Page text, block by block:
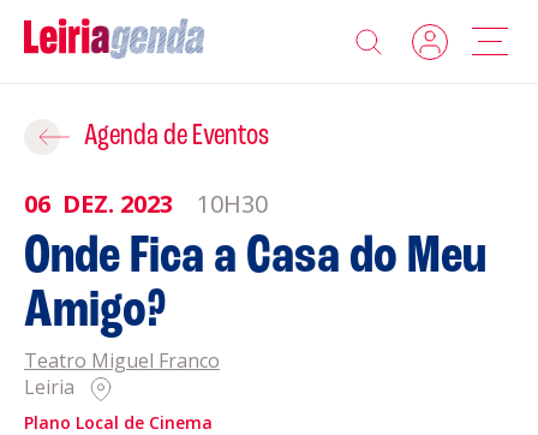
Agenda
Sobre a Leiriagenda
Promotores
Clubes Desportivos
Contactos
Agenda de Eventos
06 DEZ. 2023 10H30
Onde Fica a Casa do Meu
Amigo?
Teatro Miguel Franco
Leiria
Plano Local de Cinema
Adicionar ao Roteiro
ROTEIROS EXISTENTES
CRIAR NOVO